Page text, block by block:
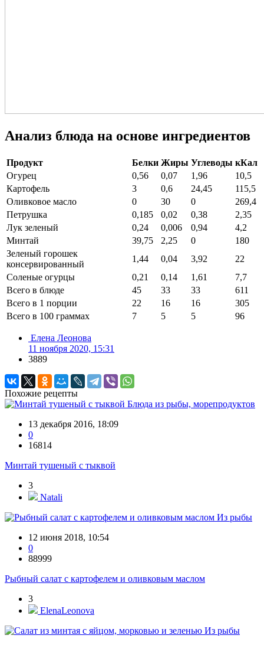
Анализ блюда на основе ингредиентов
Продукт Белки Жиры Углеводы кКал
Огурец
0,56 0,07 1,96
10,5
Картофель
3 0,6 24,45
115,5
Оливковое масло
0 30 0
269,4
Петрушка
0,185 0,02 0,38
2,35
Лук зеленый
0,24 0,006 0,94
4,2
Минтай
39,75 2,25 0
180
Зеленый горошек
консервированный
1,44 0,04 3,92
22
Соленые огурцы
0,21 0,14 1,61
7,7
Всего в блюде
45 33 33
611
Всего в 1 порции
22 16 16
305
Всего в 100 граммах
7 5 5 96
Елена Леонова
11 ноября 2020, 15:31
3889
Похожие рецепты
Блюда из рыбы, морепродуктов
13 декабря 2016, 18:09
0
16814
Минтай тушеный с тыквой
3
Natali
Из рыбы
12 июня 2018, 10:54
0
88999
Рыбный салат с картофелем и оливковым маслом
3
ElenaLeonova
Из рыбы